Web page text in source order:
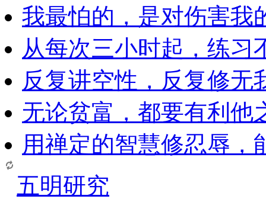
我最怕的，是对伤害我
从每次三小时起，练习
反复讲空性，反复修无
无论贫富，都要有利他
用禅定的智慧修忍辱，
五明研究